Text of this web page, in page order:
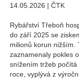
14.05.2026 | ČTK
Rybářství Třeboň
do září 2025 se
milionů korun nižším.
zaznamenaly pokles
snížením tržeb počítá
roce, vyplývá z